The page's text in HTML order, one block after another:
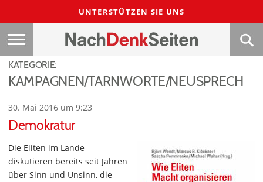
UNTERSTÜTZEN SIE UNS
KATEGORIE:
KAMPAGNEN/TARNWORTE/NEUSPRECH
30. Mai 2016 um 9:23
Demokratur
Die Eliten im Lande
diskutieren bereits seit Jahren
über Sinn und Unsinn, die